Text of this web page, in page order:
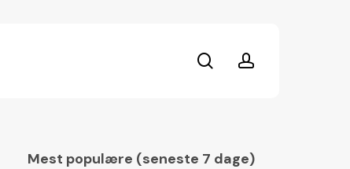
searchaccount
Mest populære (seneste 7 dage)